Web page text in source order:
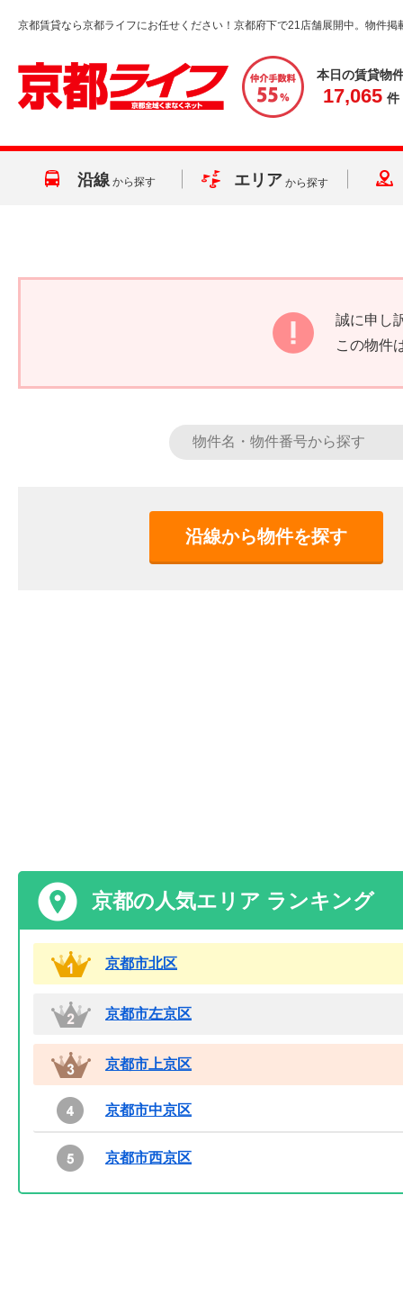
京都賃貸なら京都ライフにお任せください！京都府下で21店舗展開中。物件掲
本日の賃貸物
17,065 件
沿線 から探す エリア から探す
誠に申し
この物件
沿線から物件を探す
京都の人気エリア ランキング
京都市北区
京都市左京区
京都市上京区
京都市中京区
京都市西京区